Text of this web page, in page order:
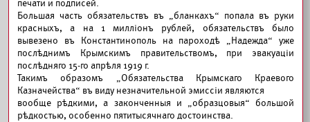
печати и подписей.
Большая часть обязательствъ въ „бланкахъ“ попала въ руки
красныхъ, а на 1 милліонъ рублей, обязательствъ было
вывезено въ Константинополь на пароходѣ „Надежда“ уже
послѣднимъ Крымскимъ правительствомъ, при эвакуаціи
послѣдняго 15-го апрѣля 1919 г.
Такимъ образомъ „Обязательства Крымскаго Краевого
Казначейства“ въ виду незначительной эмиссіи являются
вообще рѣдкими, а законченныя и „образцовыя“ большой
рѣдкостью, особенно пятитысячнаго достоинства.